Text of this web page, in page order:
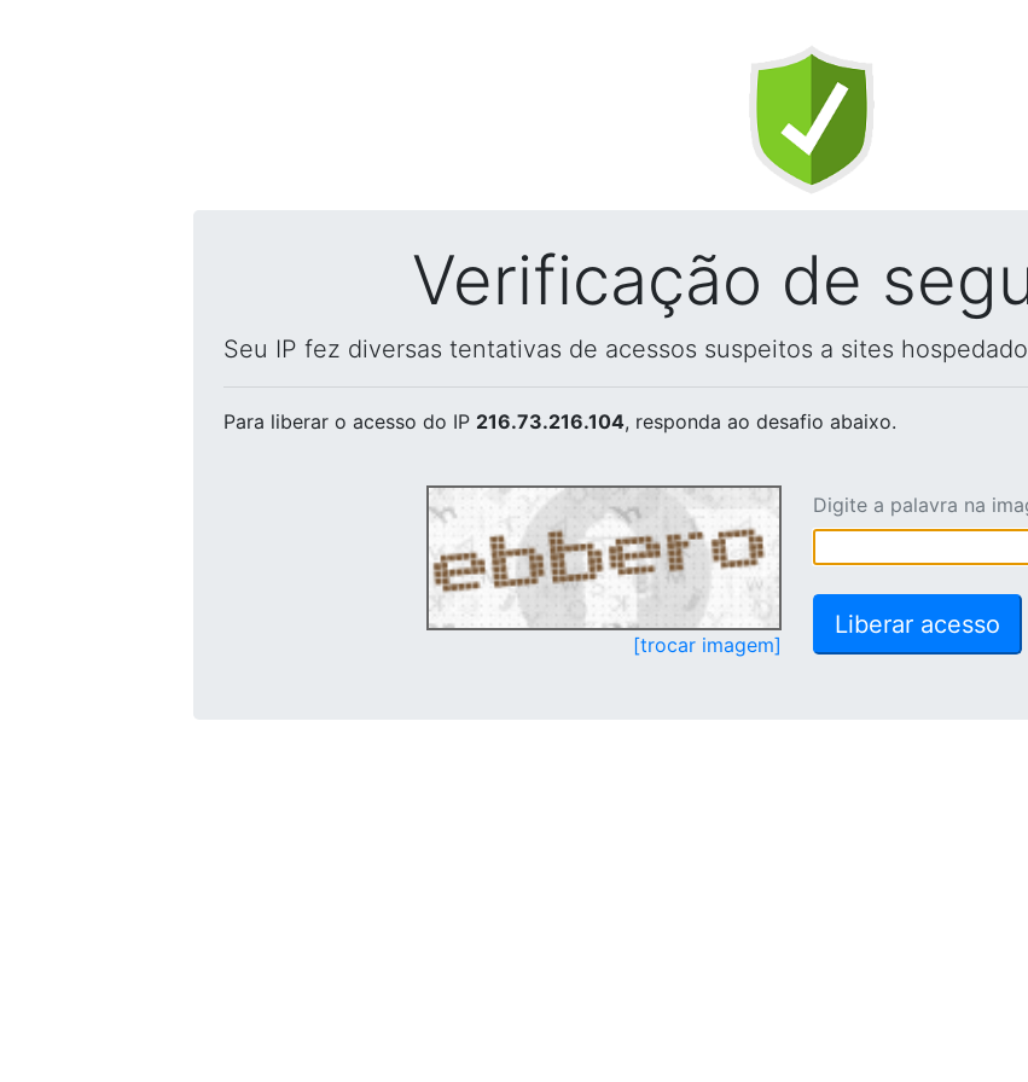
Verificação de
Seu IP fez diversas tentativas de acessos suspeitos a sites
Para liberar o acesso do IP 216.73.216.104, responda ao desafio abaixo.
[trocar imagem]
Digite a palavra na